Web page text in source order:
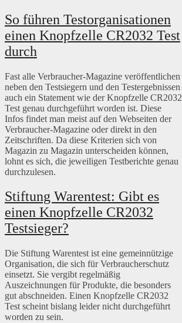
So führen Testorganisationen
einen Knopfzelle CR2032 Test
durch
Fast alle Verbraucher-Magazine veröffentlichen
neben den Testsiegern und den Testergebnissen
auch ein Statement wie der Knopfzelle CR2032
Test genau durchgeführt worden ist. Diese
Infos findet man meist auf den Webseiten der
Verbraucher-Magazine oder direkt in den
Zeitschriften. Da diese Kriterien sich von
Magazin zu Magazin unterscheiden können,
lohnt es sich, die jeweiligen Testberichte genau
durchzulesen.
Stiftung Warentest: Gibt es
einen Knopfzelle CR2032
Testsieger?
Die Stiftung Warentest ist eine gemeinnützige
Organisation, die sich für Verbraucherschutz
einsetzt. Sie vergibt regelmäßig
Auszeichnungen für Produkte, die besonders
gut abschneiden. Einen Knopfzelle CR2032
Test scheint bislang leider nicht durchgeführt
worden zu sein.